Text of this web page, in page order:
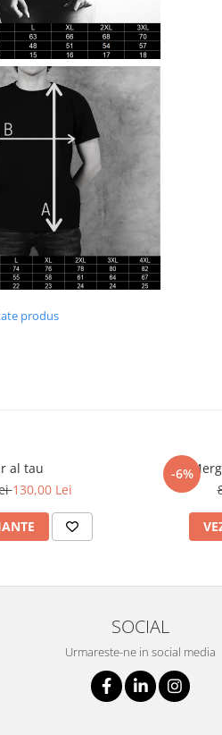
produs
al tau
130,00 Lei
-6%
SOCIAL
Urmareste-ne in social media